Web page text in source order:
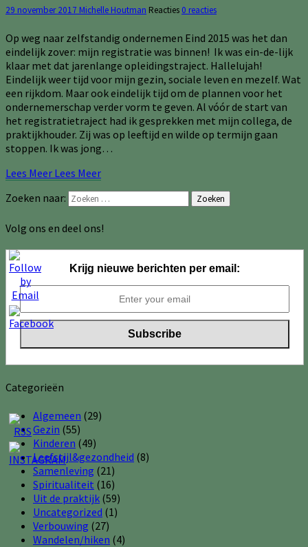
29 november 2017 Michelle Houtman Reacties 0 reacties
Op weg naar zelfstandig ondernemen Eind 2015 was het dan
eindelijk zover: mijn registratie was binnen! Ik was ein-de-lijk
klaar met dat jarenlange opleidingstraject. Hallelujah!
Eindelijk weer tijd voor mijn gezin, sociale leven en mezelf. Wat
een rijkdom. Maar ook eindelijk tijd om de plannen voor het
ondernemerschap verder vorm te geven. Al vóór de start van
het registratietraject had ik gesprekken met mijn collega, de
praktijkhouder. Zij was op leeftijd en wilde op termijn gaan
stoppen. Ik was jong…
Lees Meer Lees Meer
Zoeken naar:
Zoeken
Volg ons en deel ons!
Krijg nieuwe berichten per email:
Categorieën
Algemeen (29)
Gezin (55)
Kinderen (49)
Leefstijl&gezondheid (8)
Samenleving (21)
Spiritualiteit (16)
Uit de praktijk (59)
Uncategorized (1)
Verbouwing (27)
Wandelen/hiken (4)